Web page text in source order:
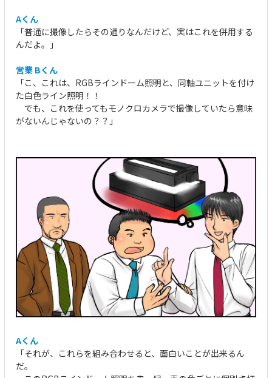
Aくん
「普通に撮像したらその通りなんだけど、実はこれを併用する
んだよ。」
営業 Bくん
「こ、これは、RGBラインドーム照明と、同軸ユニットを付け
た白色ライン照明！！
でも、これを使ってもモノクロカメラで撮像していたら意味
がないんじゃないの？？」
Aくん
「それが、これらを組み合わせると、面白いことが出来るん
だ。